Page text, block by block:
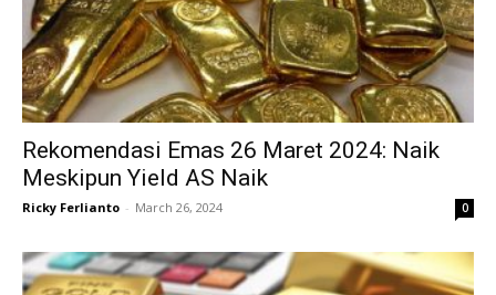
Rekomendasi Emas 26 Maret 2024: Naik
Meskipun Yield AS Naik
Ricky Ferlianto - March 26, 2024 0